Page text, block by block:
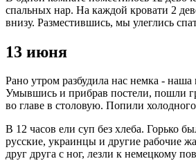
спальных нар. На каждой кровати 2
внизу. Разместившись, мы улеглись
13 июня
Рано утром разбудила нас немка - наша
Умывшись и прибрав постели, пошли
во главе в столовую. Попили
В 12 часов ели суп без хлеба. Горько
русские, украинцы и другие рабочие
друг друга с ног, лезли к немецкому